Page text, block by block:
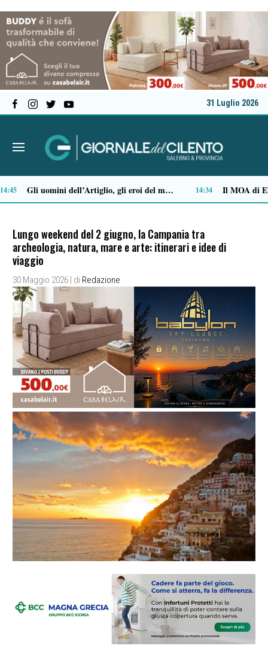
31 Luglio 2026
i capi indispensabili 12:29 Stipendi incompleti al Dea di Nocera, Pagani e Scafati. Nursind: «Chi sbaglia deve risponderne» 12:08
Lungo weekend del 2 giugno, la Campania tra
archeologia, natura, mare e arte: itinerari e idee di
viaggio
30 Maggio 2026 | di Redazione